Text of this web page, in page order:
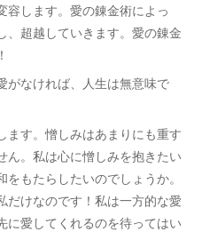
容します。愛の錬金術によっ
、超越していきます。愛の錬金
なければ、人生は無意味で
す。憎しみはあまりにも重す
ん。私は心に憎しみを抱きたい
もたらしたいのでしょうか。
だけなのです！私は一方的な愛
に愛してくれるのを待ってはい